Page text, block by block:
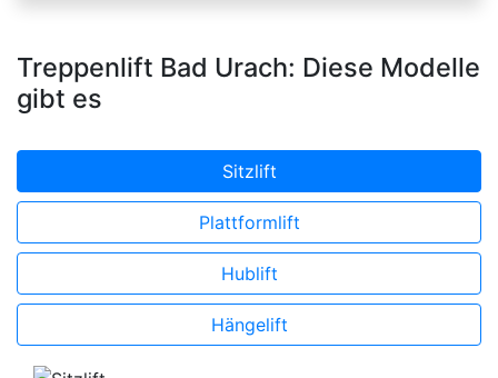
Treppenlift Bad Urach: Diese Modelle
gibt es
Sitzlift
Plattformlift
Hublift
Hängelift